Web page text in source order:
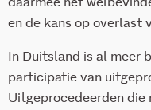
en de kans op overlast
In Duitsland is al meer
participatie van
Uitgeprocedeerden die